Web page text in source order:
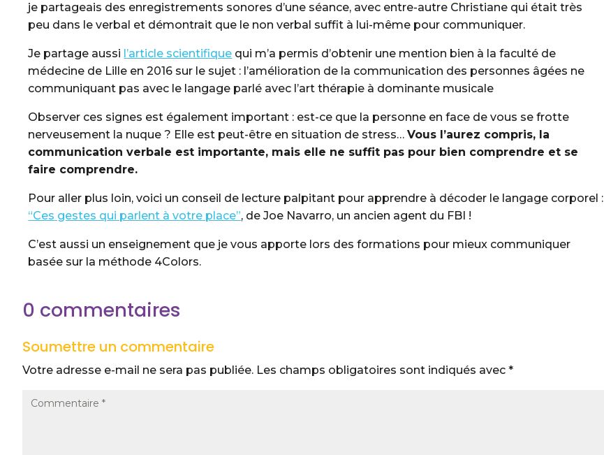
je partageais des enregistrements sonores d’une séance, avec entre-autre Christiane qui était très
peu dans le verbal et démontrait que le non verbal suffit à lui-même pour communiquer.
Je partage aussi l’article scientifique qui m’a permis d’obtenir une mention bien à la faculté de
médecine de Lille en 2016 sur le sujet : l’amélioration de la communication des personnes âgées ne
communiquant pas avec le langage parlé avec l’art thérapie à dominante musicale
Observer ces signes est également important : est-ce que la personne en face de vous se frotte
nerveusement la nuque ? Elle est peut-être en situation de stress…Vous l’aurez compris, la
communication verbale est importante, mais elle ne suffit pas pour bien comprendre et se
faire comprendre.
Pour aller plus loin, voici un conseil de lecture palpitant pour apprendre à décoder le langage corporel :
“Ces gestes qui parlent à votre place”, de Joe Navarro, un ancien agent du FBI !
C’est aussi un enseignement que je vous apporte lors des formations pour mieux communiquer
basée sur la méthode 4Colors.
0 commentaires
Soumettre un commentaire
Votre adresse e-mail ne sera pas publiée. Les champs obligatoires sont indiqués avec *